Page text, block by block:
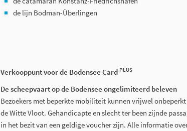
de lijn Bodman-Überlingen
Verkooppunt voor de Bodensee Card PLUS
De scheepvaart op de Bodensee ongelimiteerd beleven
Bezoekers met beperkte mobiliteit kunnen vrijwel
de Witte Vloot. Gehandicapte en slecht ter been zijnde
in het bezit van een geldige voucher zijn. Alle informatie